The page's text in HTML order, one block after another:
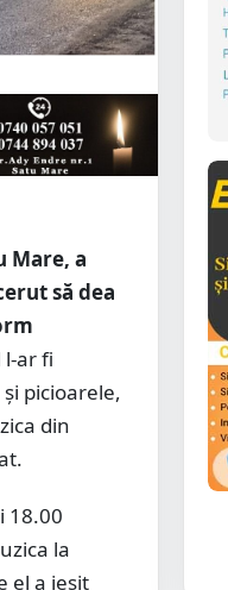
Mare, a
să dea
ar fi
picioarele,
din
18.00
la
el a ieşit